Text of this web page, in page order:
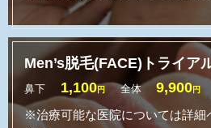
Men’s脱毛(FACE)トライア
鼻下 1,100円 全体 9,900円
※治療可能な医院については詳細